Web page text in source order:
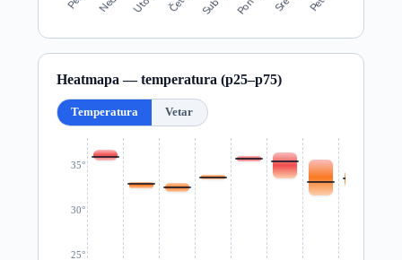
Heatmapa — temperatura (p25–p75)
Temperatura Vetar
25°
30°
35°